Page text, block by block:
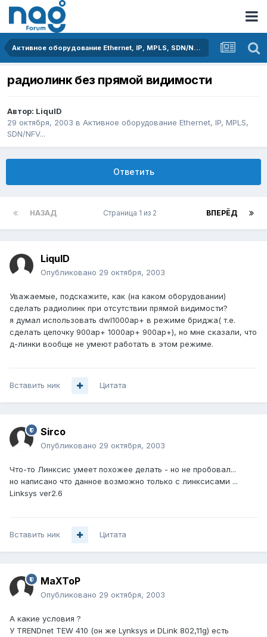
Активное оборудование Ethernet, IP, MPLS, SDN/NFV...
радиолинк без прямой видимости
Автор: LiquID
29 октября, 2003 в Активное оборудование Ethernet, IP, MPLS,
SDN/NFV...
Ответить
НАЗАД ВПЕРЁД
Страница 1 из 2
LiquID
Опубликовано 29 октября, 2003
Уважаемые, подскажите, как (на каком оборудовании)
сделать радиолинк при отсутствии прямой видимости?
я думал использовать dwl1000ap+ в режиме бриджа( т.е.
сделать цепочку 900ap+ 1000ap+ 900ap+), но мне сказали, что
д-линки вообще не умеют работать в этом режиме.
Вставить ник Цитата
Sirco
Опубликовано 29 октября, 2003
Что-то Линксис умеет похожее делать - но не пробовал...
но написано что данное возможно только с линксисами ...
Linksys ver2.6
Вставить ник Цитата
MaXToP
Опубликовано 29 октября, 2003
А какие условия ?
У TRENDnet TEW 410 (он же Lynksys и DLink 802,11g) есть